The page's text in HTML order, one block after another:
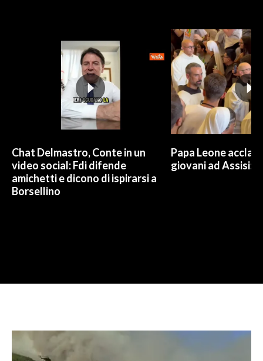
Chat Delmastro, Conte in un
video social: Fdi difende
amichetti e dicono di ispirarsi a
Borsellino
Papa Leone
giovani ad Assisi: